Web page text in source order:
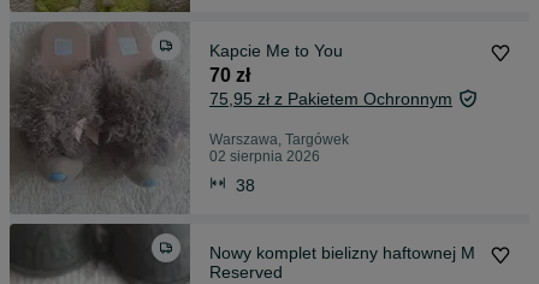
Kapcie Me to You
70 zł
75,95 zł z Pakietem Ochronnym
Warszawa, Targówek
02 sierpnia 2026
38
Nowy komplet bielizny haftownej M
Reserved